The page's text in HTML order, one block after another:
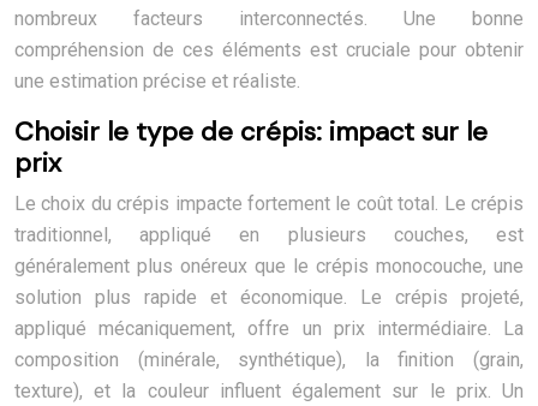
nombreux facteurs interconnectés. Une bonne
compréhension de ces éléments est cruciale pour obtenir
une estimation précise et réaliste.
Choisir le type de crépis: impact sur le
prix
Le choix du crépis impacte fortement le coût total. Le crépis
traditionnel, appliqué en plusieurs couches, est
généralement plus onéreux que le crépis monocouche, une
solution plus rapide et économique. Le crépis projeté,
appliqué mécaniquement, offre un prix intermédiaire. La
composition (minérale, synthétique), la finition (grain,
texture), et la couleur influent également sur le prix. Un